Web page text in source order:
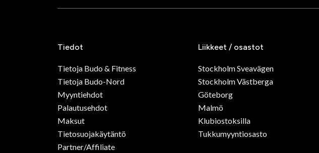
Tiedot
Tietoja Budo & Fitness
Tietoja Budo-Nord
Myyntiehdot
Palautusehdot
Maksut
Tietosuojakäytäntö
Partner/Affiliate
Liikkeet / osastot
Stockholm Sveavägen
Stockholm Västberga
Göteborg
Malmö
Klubiostoksilla
Tukkumyyntiosasto